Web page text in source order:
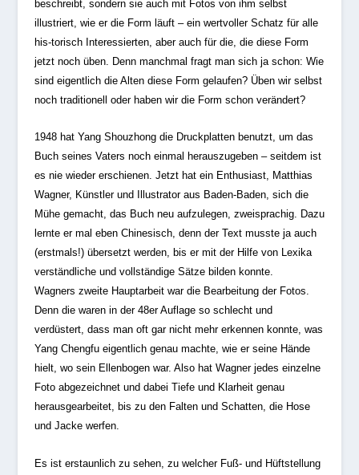
beschreibt, sondern sie auch mit Fotos von ihm selbst
illustriert, wie er die Form läuft – ein wertvoller Schatz für alle
his-torisch Interessierten, aber auch für die, die diese Form
jetzt noch üben. Denn manchmal fragt man sich ja schon: Wie
sind eigentlich die Alten diese Form gelaufen? Üben wir selbst
noch traditionell oder haben wir die Form schon verändert?
1948 hat Yang Shouzhong die Druckplatten benutzt, um das
Buch seines Vaters noch einmal herauszugeben – seitdem ist
es nie wieder erschienen. Jetzt hat ein Enthusiast, Matthias
Wagner, Künstler und Illustrator aus Baden-Baden, sich die
Mühe gemacht, das Buch neu aufzulegen, zweisprachig. Dazu
lernte er mal eben Chinesisch, denn der Text musste ja auch
(erstmals!) übersetzt werden, bis er mit der Hilfe von Lexika
verständliche und vollständige Sätze bilden konnte.
Wagners zweite Hauptarbeit war die Bearbeitung der Fotos.
Denn die waren in der 48er Auflage so schlecht und
verdüstert, dass man oft gar nicht mehr erkennen konnte, was
Yang Chengfu eigentlich genau machte, wie er seine Hände
hielt, wo sein Ellenbogen war. Also hat Wagner jedes einzelne
Foto abgezeichnet und dabei Tiefe und Klarheit genau
herausgearbeitet, bis zu den Falten und Schatten, die Hose
und Jacke werfen.
Es ist erstaunlich zu sehen, zu welcher Fuß- und Hüftstellung